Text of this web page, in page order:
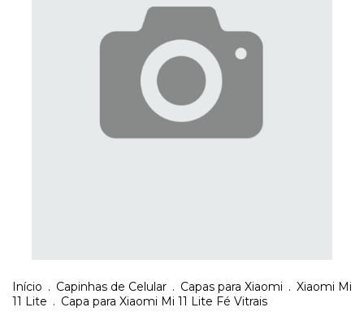
Início . Capinhas de Celular . Capas para Xiaomi . Xiaomi Mi
11 Lite . Capa para Xiaomi Mi 11 Lite Fé Vitrais